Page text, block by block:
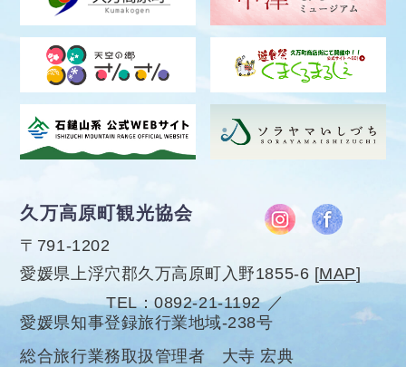
久万高原町観光協会
〒791-1202
愛媛県上浮穴郡久万高原町入野1855-6 [MAP]
TEL
0892-21-1192
愛媛県知事登録旅行業地域-238号
総合旅行業務取扱管理者 大寺 宏典